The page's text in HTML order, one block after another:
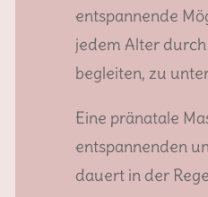
entspannende
jedem Alter
begleiten, zu
Eine pränatale
entspannenden
dauert in der